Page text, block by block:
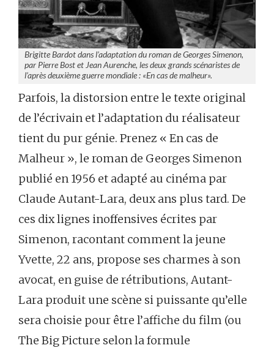
Brigitte Bardot dans l’adaptation du roman de Georges Simenon,
par Pierre Bost et Jean Aurenche, les deux grands scénaristes de
l’après deuxième guerre mondiale : «En cas de malheur».
Parfois, la distorsion entre le texte original
de l’écrivain et l’adaptation du réalisateur
tient du pur génie. Prenez « En cas de
Malheur », le roman de Georges Simenon
publié en 1956 et adapté au cinéma par
Claude Autant-Lara, deux ans plus tard. De
ces dix lignes inoffensives écrites par
Simenon, racontant comment la jeune
Yvette, 22 ans, propose ses charmes à son
avocat, en guise de rétributions, Autant-
Lara produit une scène si puissante qu’elle
sera choisie pour être l’affiche du film (ou
The Big Picture selon la formule